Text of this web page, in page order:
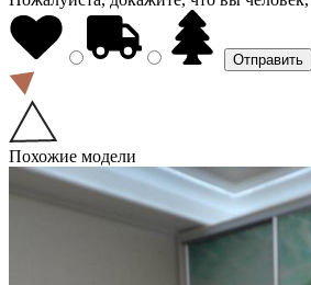
Похожие модели